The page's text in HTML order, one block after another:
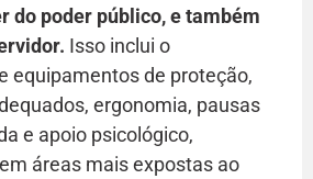
do poder público, e também
Isso inclui o
equipamentos de proteção,
ergonomia, pausas
e apoio psicológico,
áreas mais expostas ao